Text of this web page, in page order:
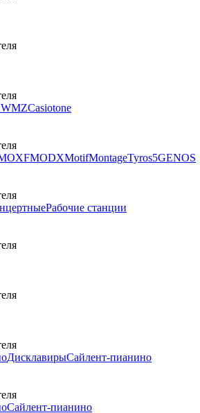
MZCasiotone
MODXMotifMontageTyros5GENOS
Рабочие станции
ДисклавирыСайлент-пианино
Сайлент-пианино